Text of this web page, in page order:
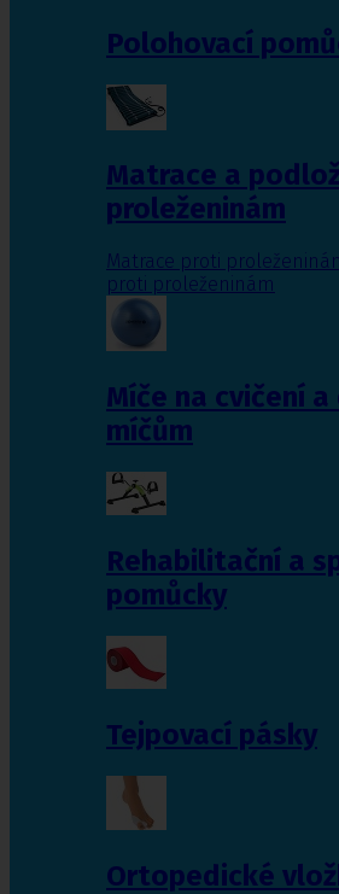
Polohovací
Matrace a
proleženinám
Matrace proti
proti proleženinám
Míče na cvičení
míčům
Rehabilitační a
pomůcky
Tejpovací pásky
Ortopedické